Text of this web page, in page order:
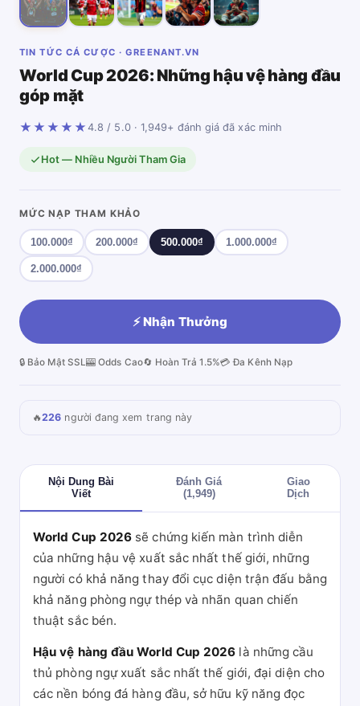
TIN TỨC CÁ CƯỢC · GREENANT.VN
World Cup 2026: Những hậu vệ hàng đầu
góp mặt
★★★★★ 4.8 / 5.0 · 1,949+ đánh giá đã xác minh
Hot — Nhiều Người Tham Gia
MỨC NẠP THAM KHẢO
100.000₫ 200.000₫ 500.000₫ 1.000.000₫
2.000.000₫
⚡ Nhận Thưởng
🔒 Bảo Mật SSL🎰 Odds Cao🔄 Hoàn Trả 1.5%💳 Đa Kênh Nạp
🔥226 người đang xem trang này
Nội Dung Bài
Viết
Đánh Giá
(1,949)
Giao
Dịch
World Cup 2026 sẽ chứng kiến màn trình diễn
của những hậu vệ xuất sắc nhất thế giới, những
người có khả năng thay đổi cục diện trận đấu bằng
khả năng phòng ngự thép và nhãn quan chiến
thuật sắc bén.
Hậu vệ hàng đầu World Cup 2026 là những cầu
thủ phòng ngự xuất sắc nhất thế giới, đại diện cho
các nền bóng đá hàng đầu, sở hữu kỹ năng đọc